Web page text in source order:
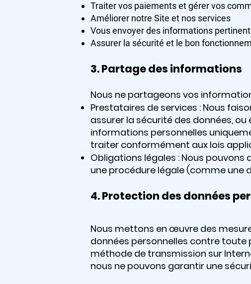
Traiter vos paiements et gérer vos
Améliorer notre Site et nos services
Vous envoyer des informations
Assurer la sécurité et le bon
3. Partage des informations
Nous ne partageons vos
Prestataires de services : Nous
assurer la sécurité des données,
informations personnelles
traiter conformément aux lois
Obligations légales : Nous
une procédure légale (comme une
4. Protection des données
Nous mettons en œuvre des
données personnelles contre toute
méthode de transmission sur
nous ne pouvons garantir une